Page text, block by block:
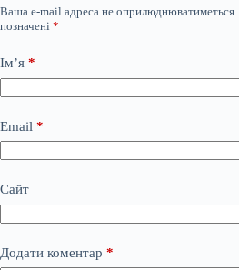
Ваша e-mail адреса не оприлюднюватиметься.
позначені *
Ім’я *
Email *
Сайт
Додати коментар *